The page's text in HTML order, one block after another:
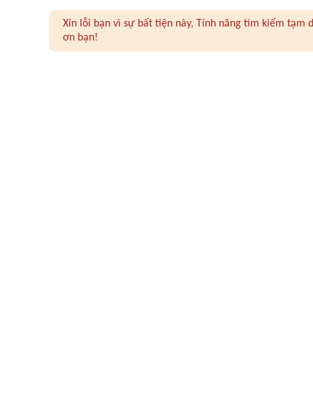
Xin lỗi bạn vì sự bất tiện này, Tính năng tìm kiếm
ơn bạn!